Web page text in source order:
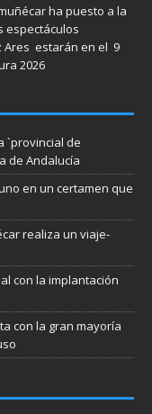
ha puesto a la
espectáculos
Ares estarán en el 9
2026
`provincial de
de Andalucía
en un certamen que
realiza un viaje-
con la implantación
con la gran mayoría